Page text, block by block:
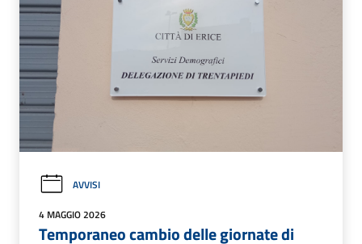
AVVISI
4 MAGGIO 2026
Temporaneo cambio delle giornate di